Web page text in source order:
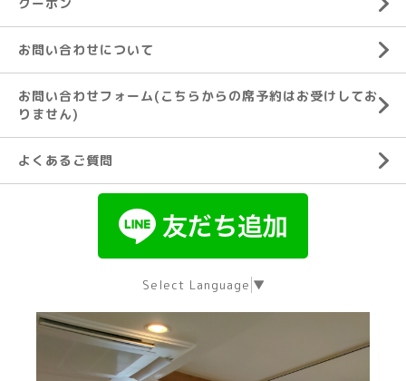
お問い合わせについて
お問い合わせフォーム(こちらからの席予約はお受けしてお
りません)
よくあるご質問
Select Language ▼